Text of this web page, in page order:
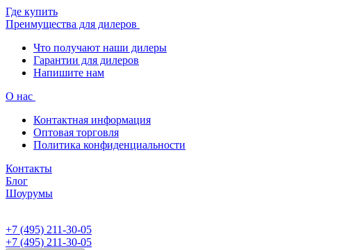
Где купить
Преимущества для дилеров
Что получают наши дилеры
Гарантии для дилеров
Напишите нам
О нас
Контактная информация
Оптовая торговля
Политика конфиденциальности
Контакты
Блог
Шоурумы
+7 (495) 211-30-05
+7 (495) 211-30-05